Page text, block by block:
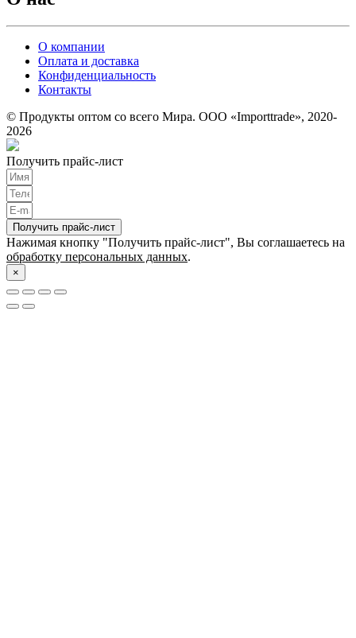
О компании
Оплата и доставка
Конфиденциальность
Контакты
© Продукты оптом со всего Мира. ООО «Importtrade», 2020-
2026
Получить прайс-лист
Получить прайс-лист
Нажимая кнопку "Получить прайс-лист", Вы соглашаетесь на
обработку персональных данных.
×